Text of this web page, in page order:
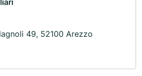
49, 52100 Arezzo